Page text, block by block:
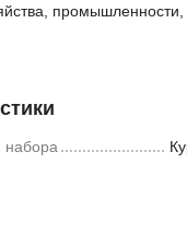
промышленности,
набора